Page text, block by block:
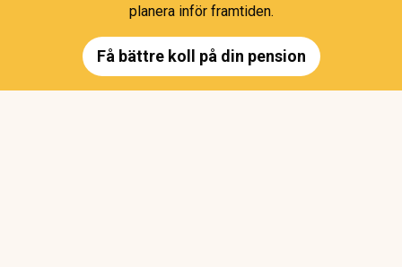
planera inför framtiden.
Få bättre koll på din pension